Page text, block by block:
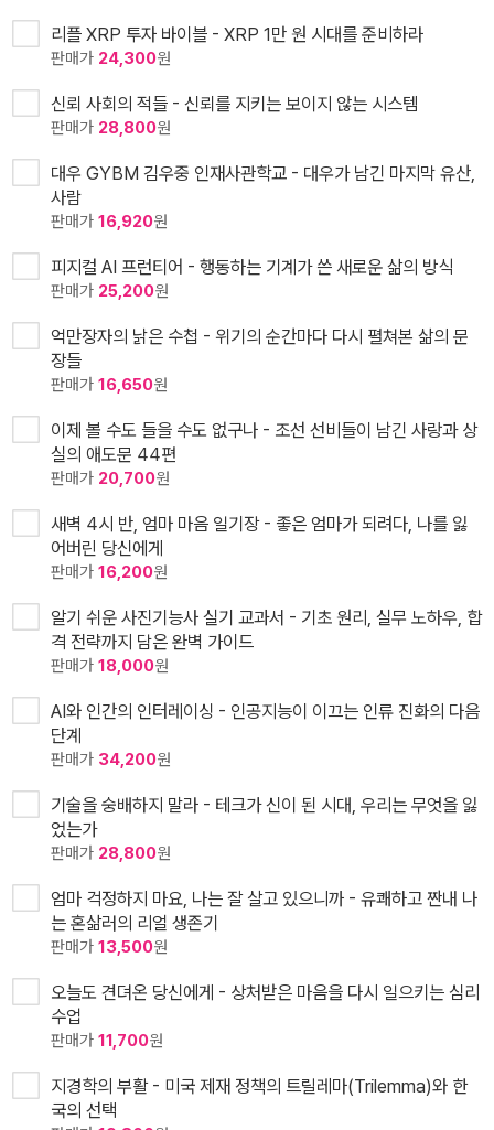
리플 XRP 투자 바이블 - XRP 1만 원 시대를 준비하라
판매가 24,300원
신뢰 사회의 적들 - 신뢰를 지키는 보이지 않는 시스템
판매가 28,800원
대우 GYBM 김우중 인재사관학교 - 대우가 남긴 마지막 유산,
사람
판매가 16,920원
피지컬 AI 프런티어 - 행동하는 기계가 쓴 새로운 삶의 방식
판매가 25,200원
억만장자의 낡은 수첩 - 위기의 순간마다 다시 펼쳐본 삶의 문
장들
판매가 16,650원
이제 볼 수도 들을 수도 없구나 - 조선 선비들이 남긴 사랑과 상
실의 애도문 44편
판매가 20,700원
새벽 4시 반, 엄마 마음 일기장 - 좋은 엄마가 되려다, 나를 잃
어버린 당신에게
판매가 16,200원
알기 쉬운 사진기능사 실기 교과서 - 기초 원리, 실무 노하우, 합
격 전략까지 담은 완벽 가이드
판매가 18,000원
AI와 인간의 인터레이싱 - 인공지능이 이끄는 인류 진화의 다음
단계
판매가 34,200원
기술을 숭배하지 말라 - 테크가 신이 된 시대, 우리는 무엇을 잃
었는가
판매가 28,800원
엄마 걱정하지 마요, 나는 잘 살고 있으니까 - 유쾌하고 짠내 나
는 혼삶러의 리얼 생존기
판매가 13,500원
오늘도 견뎌온 당신에게 - 상처받은 마음을 다시 일으키는 심리
수업
판매가 11,700원
지경학의 부활 - 미국 제재 정책의 트릴레마(Trilemma)와 한
국의 선택